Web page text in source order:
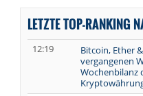
LETZTE TOP-RANKING
12:19
Bitcoin, Ether
vergangenen
Wochenbilanz